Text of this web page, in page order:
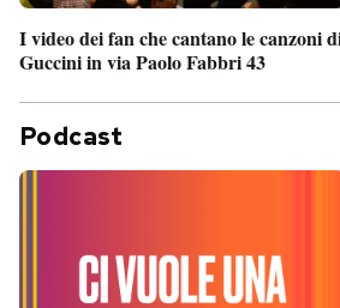
I video dei fan che cantano le canzoni
Guccini in via Paolo Fabbri 43
Podcast